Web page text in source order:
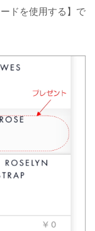
ドを使用する】で